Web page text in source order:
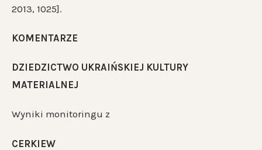
2013, 1025].
KOMENTARZE
DZIEDZICTWO UKRAIŃSKIEJ KULTURY
MATERIALNEJ
Wyniki monitoringu z
CERKIEW